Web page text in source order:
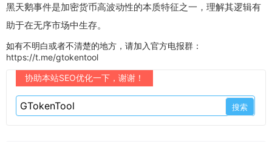
黑天鹅事件是加密货币高波动性的本质特征之一，理解其逻辑有
助于在无序市场中生存。
如有不明白或者不清楚的地方，请加入官方电报群：
https://t.me/gtokentool
协助本站SEO优化一下，谢谢！